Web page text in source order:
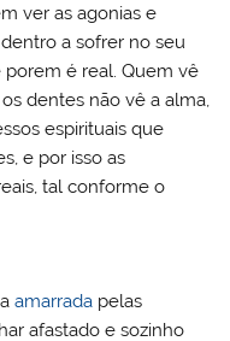
ver as agonias e
a sofrer no seu
porem é real. Quem vê
dentes não vê a alma,
espirituais que
e por isso as
tal conforme o
amarrada pelas
afastado e sozinho